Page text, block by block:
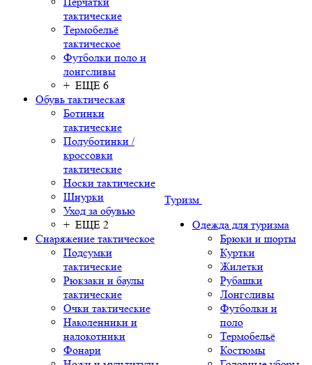
тактические
Термобельё
тактическое
Футболки поло и
лонгсливы
+ ЕЩЕ 6
Обувь тактическая
Ботинки
тактические
Полуботинки /
кроссовки
тактические
Носки тактические
Шнурки
Уход за обувью
+ ЕЩЕ 2
Снаряжение тактическое
Подсумки
тактические
Рюкзаки и баулы
тактические
Очки тактические
Наколенники и
налокотники
Фонари
Туризм
Одежда для туризма
Брюки и шорты
Куртки
Жилетки
Рубашки
Лонгсливы
Футболки и
поло
Термобельё
Костюмы